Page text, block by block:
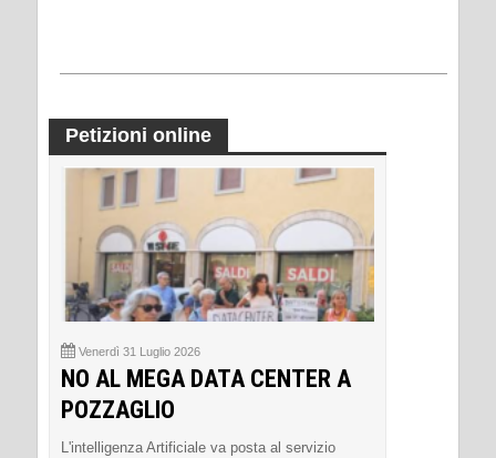
Petizioni online
Venerdì 31 Luglio 2026
NO AL MEGA DATA CENTER A
POZZAGLIO
L'intelligenza Artificiale va posta al servizio